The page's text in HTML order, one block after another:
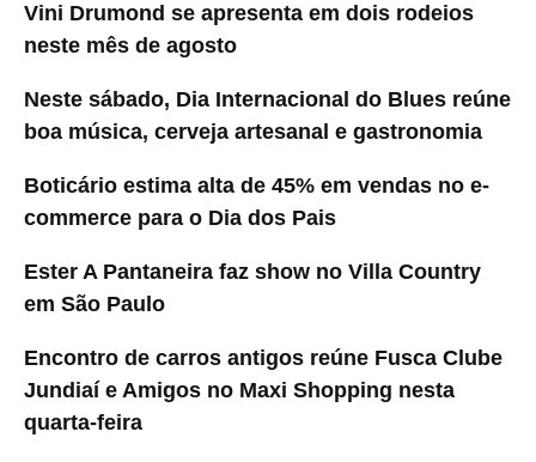
Vini Drumond se apresenta em dois rodeios
neste mês de agosto
Neste sábado, Dia Internacional do Blues reúne
boa música, cerveja artesanal e gastronomia
Boticário estima alta de 45% em vendas no e-
commerce para o Dia dos Pais
Ester A Pantaneira faz show no Villa Country
em São Paulo
Encontro de carros antigos reúne Fusca Clube
Jundiaí e Amigos no Maxi Shopping nesta
quarta-feira